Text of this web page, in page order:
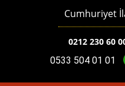
0533 504 01 01
Cumhuriyet
0212 230 60